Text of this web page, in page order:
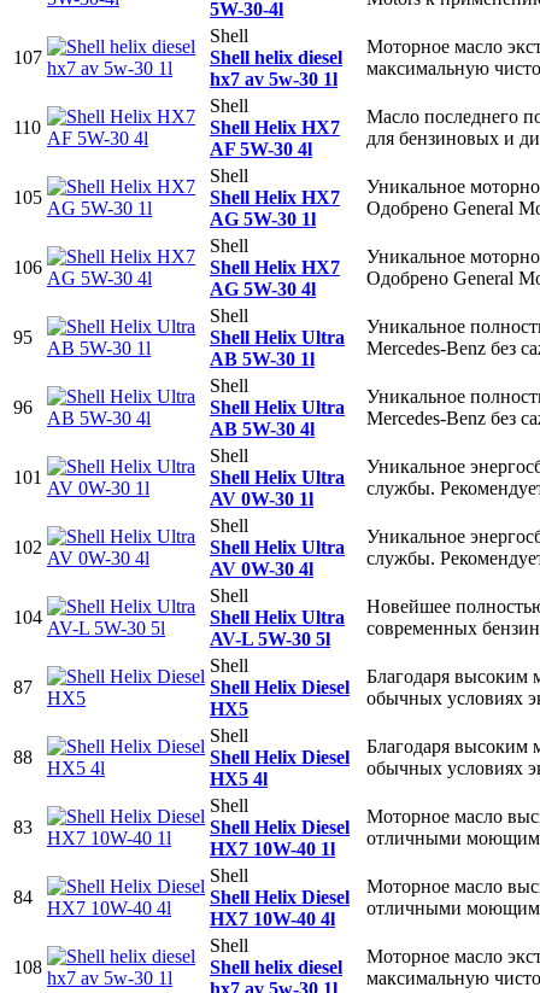
5W-30-4l
107
Shell
Shell helix diesel
hx7 av 5w-30 1l
Моторное масло
максимальную
110
Shell
Shell Helix HX7
AF 5W-30 4l
Масло последнего
для бензиновых и
105
Shell
Shell Helix HX7
AG 5W-30 1l
Уникальное
Одобрено General
106
Shell
Shell Helix HX7
AG 5W-30 4l
Уникальное
Одобрено General
95
Shell
Shell Helix Ultra
AB 5W-30 1l
Уникальное
Mercedes-Benz без
96
Shell
Shell Helix Ultra
AB 5W-30 4l
Уникальное
Mercedes-Benz без
101
Shell
Shell Helix Ultra
AV 0W-30 1l
Уникальное
службы.
102
Shell
Shell Helix Ultra
AV 0W-30 4l
Уникальное
службы.
104
Shell
Shell Helix Ultra
AV-L 5W-30 5l
Новейшее
современных
87
Shell
Shell Helix Diesel
HX5
Благодаря высоким
обычных условиях
88
Shell
Shell Helix Diesel
HX5 4l
Благодаря высоким
обычных условиях
83
Shell
Shell Helix Diesel
HX7 10W-40 1l
Моторное масло
отличными
84
Shell
Shell Helix Diesel
HX7 10W-40 4l
Моторное масло
отличными
108
Shell
Shell helix diesel
hx7 av 5w-30 1l
Моторное масло
максимальную